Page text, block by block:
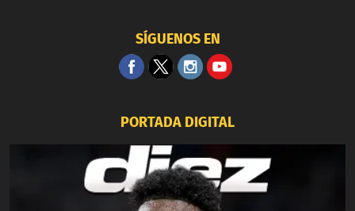
SÍGUENOS EN
PORTADA DIGITAL